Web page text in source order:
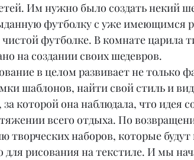
Им нужно было создать некий
футболку с уже имеющимся
футболке. В комнате царила
на создании своих шедевров.
в целом развивает не только
шаблонов, найти свой стиль и
которой она наблюдала, что идея
всего отдыха. По
творческих наборов, которые
рисования на текстиле. И мы